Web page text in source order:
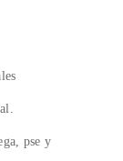
pse y